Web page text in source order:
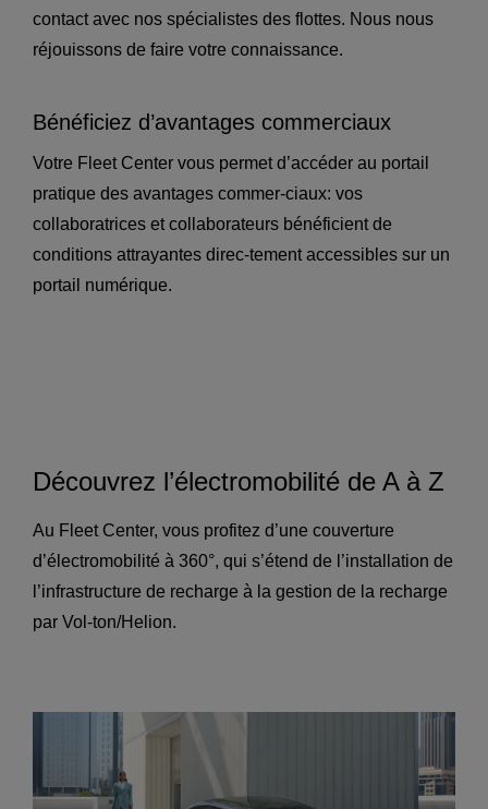
contact avec nos spécialistes des flottes. Nous nous
réjouissons de faire votre connaissance.
Bénéficiez d’avantages commerciaux
Votre Fleet Center vous permet d’accéder au portail
pratique des avantages commer-ciaux: vos
collaboratrices et collaborateurs bénéficient de
conditions attrayantes direc-tement accessibles sur un
portail numérique.
Découvrez l’électromobilité de A à Z
Au Fleet Center, vous profitez d’une couverture
d’électromobilité à 360°, qui s’étend de l’installation de
l’infrastructure de recharge à la gestion de la recharge
par Vol-ton/Helion.